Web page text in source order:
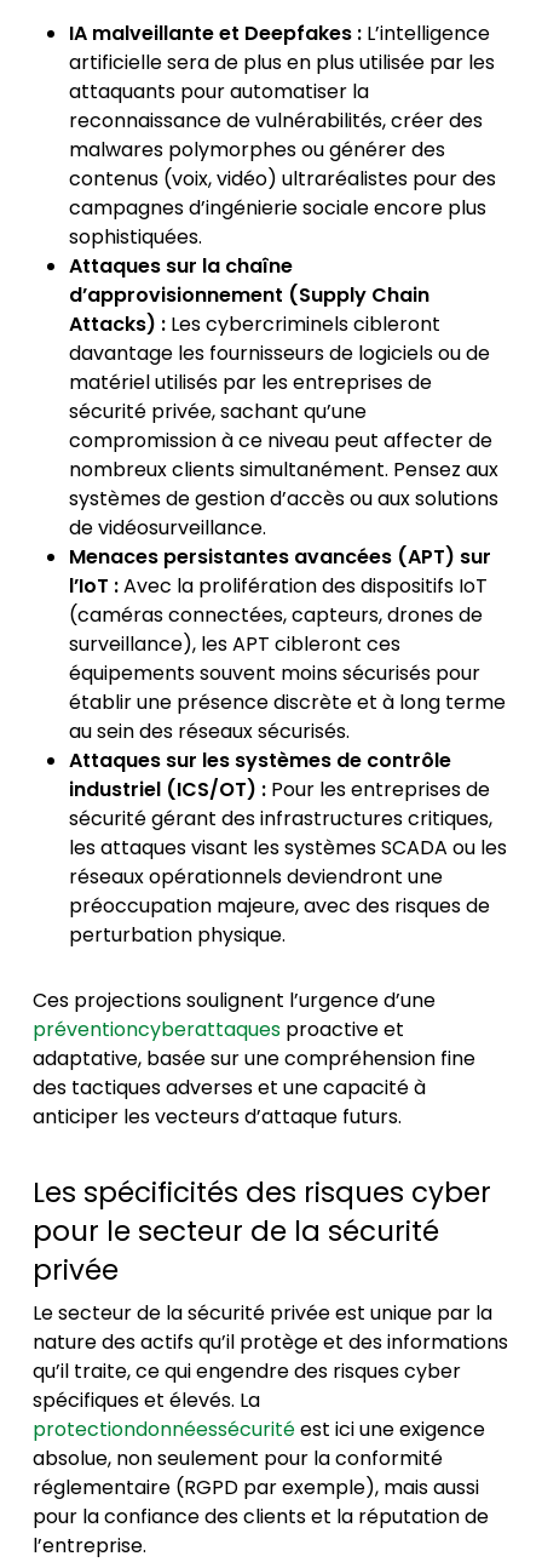
IA malveillante et Deepfakes :L’intelligence
artificielle sera de plus en plus utilisée par les
attaquants pour automatiser la
reconnaissance de vulnérabilités, créer des
malwares polymorphes ou générer des
contenus (voix, vidéo) ultraréalistes pour des
campagnes d’ingénierie sociale encore plus
sophistiquées.
Attaques sur la chaîne
d’approvisionnement (Supply Chain
Attacks) :Les cybercriminels cibleront
davantage les fournisseurs de logiciels ou de
matériel utilisés par les entreprises de
sécurité privée, sachant qu’une
compromission à ce niveau peut affecter de
nombreux clients simultanément. Pensez aux
systèmes de gestion d’accès ou aux solutions
de vidéosurveillance.
Menaces persistantes avancées (APT) sur
l’IoT :Avec la prolifération des dispositifs IoT
(caméras connectées, capteurs, drones de
surveillance), les APT cibleront ces
équipements souvent moins sécurisés pour
établir une présence discrète et à long terme
au sein des réseaux sécurisés.
Attaques sur les systèmes de contrôle
industriel (ICS/OT) :Pour les entreprises de
sécurité gérant des infrastructures critiques,
les attaques visant les systèmes SCADA ou les
réseaux opérationnels deviendront une
préoccupation majeure, avec des risques de
perturbation physique.
Ces projections soulignent l’urgence d’une
préventioncyberattaquesproactive et
adaptative, basée sur une compréhension fine
des tactiques adverses et une capacité à
anticiper les vecteurs d’attaque futurs.
Les spécificités des risques cyber
pour le secteur de la sécurité
privée
Le secteur de la sécurité privée est unique par la
nature des actifs qu’il protège et des informations
qu’il traite, ce qui engendre des risques cyber
spécifiques et élevés. La
protectiondonnéessécuritéest ici une exigence
absolue, non seulement pour la conformité
réglementaire (RGPD par exemple), mais aussi
pour la confiance des clients et la réputation de
l’entreprise.